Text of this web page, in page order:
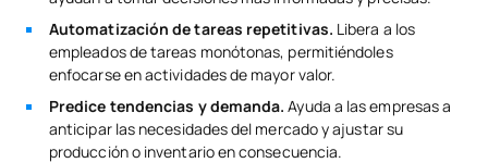
Automatización de tareas repetitivas. Libera a los
empleados de tareas monótonas, permitiéndoles
enfocarse en actividades de mayor valor.
Predice tendencias y demanda. Ayuda a las empresas a
anticipar las necesidades del mercado y ajustar su
producción o inventario en consecuencia.